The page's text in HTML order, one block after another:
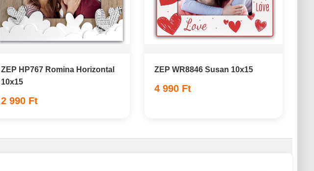
ZEP HP767 Romina Horizontal
10x15
2 990 Ft
ZEP WR8846 Susan 10x15
4 990 Ft